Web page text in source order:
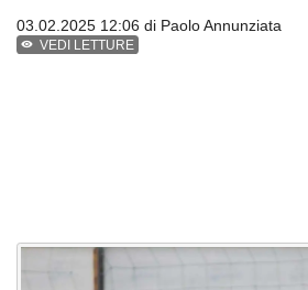
03.02.2025 12:06 di Paolo Annunziata
VEDI LETTURE